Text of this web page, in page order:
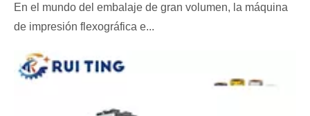
En el mundo del embalaje de gran volumen, la máquina
de impresión flexográfica e...